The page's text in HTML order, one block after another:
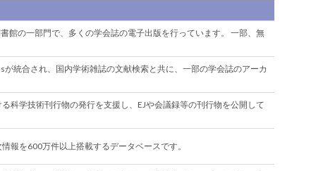
館の一部門で、多くの学会誌の電子出版を行っています。 一部、無
統合され、国内学術雑誌の文献検索と共に、一部の学会誌のアーカ
科学技術刊行物の発行を支援し、EJや会議録等の刊行物を公開して
報を600万件以上搭載するデータベースです。